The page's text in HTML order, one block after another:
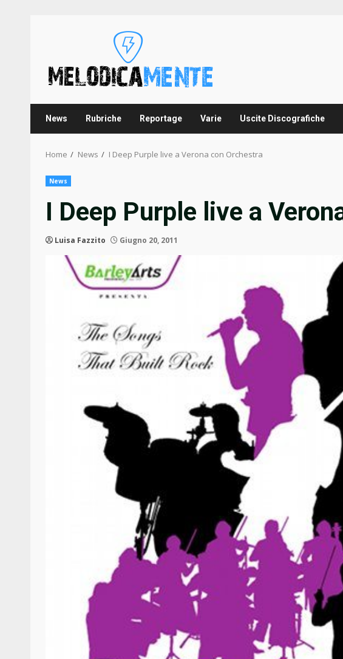
News Rubriche Reportage Varie Uscite Discografiche
Home News I Deep Purple live a Verona con Orchestra
News
I Deep Purple live a
Luisa Fazzito Giugno 20, 2011